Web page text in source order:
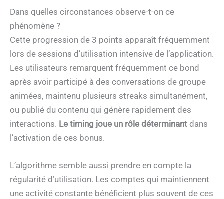
Dans quelles circonstances observe-t-on ce
phénomène ?
Cette progression de 3 points apparaît fréquemment
lors de sessions d’utilisation intensive de l’application.
Les utilisateurs remarquent fréquemment ce bond
après avoir participé à des conversations de groupe
animées, maintenu plusieurs streaks simultanément,
ou publié du contenu qui génère rapidement des
interactions. Le timing joue un rôle déterminant dans
l’activation de ces bonus.
L’algorithme semble aussi prendre en compte la
régularité d’utilisation. Les comptes qui maintiennent
une activité constante bénéficient plus souvent de ces